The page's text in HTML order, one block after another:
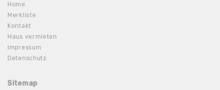
Home
Merkliste
Kontakt
Haus vermieten
Impressum
Datenschutz
Sitemap